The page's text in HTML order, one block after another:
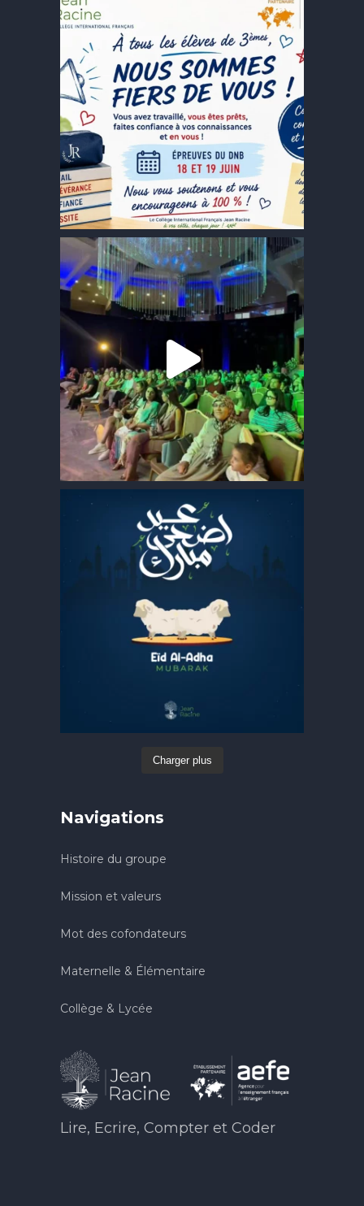
Charger plus
Navigations
Histoire du groupe
Mission et valeurs
Mot des cofondateurs
Maternelle & Élémentaire
Collège & Lycée
Lire, Ecrire, Compter et Coder